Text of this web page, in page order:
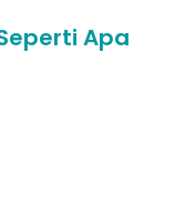
Apa